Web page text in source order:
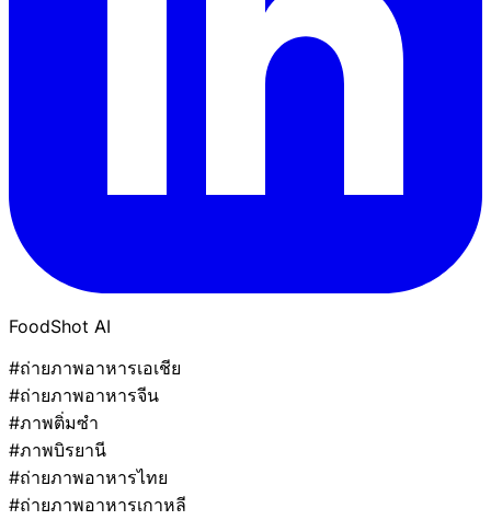
FoodShot AI
#ถ่ายภาพอาหารเอเชีย
#ถ่ายภาพอาหารจีน
#ภาพติ่มซำ
#ภาพบิรยานี
#ถ่ายภาพอาหารไทย
#ถ่ายภาพอาหารเกาหลี